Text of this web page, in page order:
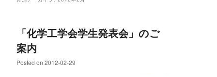
「化学工学会学生発表会」のご
案内
Posted on2012-02-29